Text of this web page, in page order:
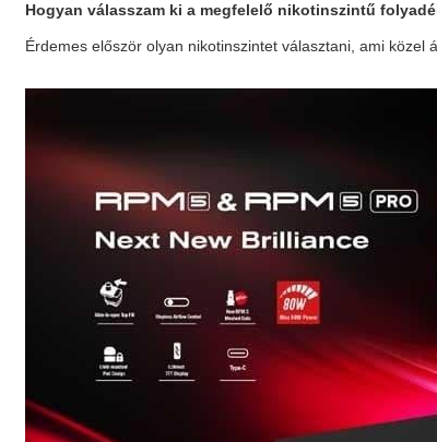
Hogyan válasszam ki a megfelelő nikotinszintű
Érdemes először olyan nikotinszintet választani, ami